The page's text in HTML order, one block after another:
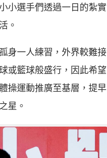
小選手們透過一日的紮實
。
身一人練習，外界較難接
或籃球般盛行，因此希望
操運動推廣至基層，提早
星。